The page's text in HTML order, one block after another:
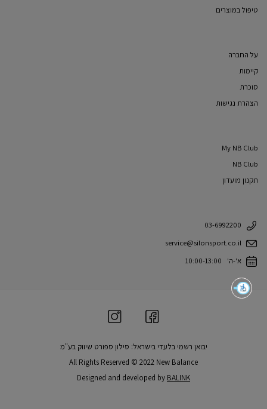
טיפול במוצרים
על החברה
קיימות
סוכרת
הצהרת נגישות
My NB Club
NB Club
תקנון מועדון
03-6992200
service@silonsport.co.il
א'-ה' 10:00-13:00
יבואן רשמי בלעדי בישראל: סילון ספורט שיווק בע"מ
All Rights Reserved © 2022 New Balance
Designed and developed by BALINK